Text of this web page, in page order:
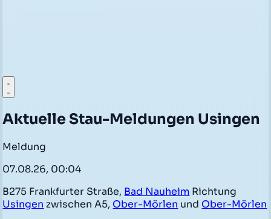
Aktuelle Stau-Meldungen Usingen
Meldung
07.08.26, 00:04
B275 Frankfurter Straße, Bad Nauheim Richtung
Usingen zwischen A5, Ober-Mörlen und Ober-Mörlen